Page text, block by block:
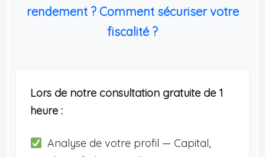
rendement ? Comment sécuriser votre
fiscalité ?
Lors de notre consultation gratuite de 1
heure :
Analyse de votre profil — Capital,